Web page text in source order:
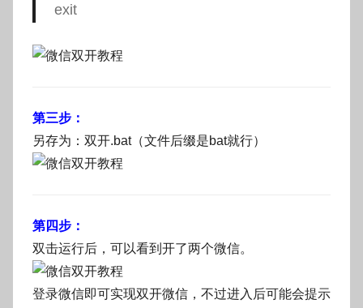
exit
第三步：
另存为：双开.bat（文件后缀是bat就行）
第四步：
双击运行后，可以看到开了两个微信。
登录微信即可实现双开微信，不过进入后可能会提示